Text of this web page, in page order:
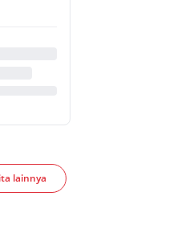
lainnya